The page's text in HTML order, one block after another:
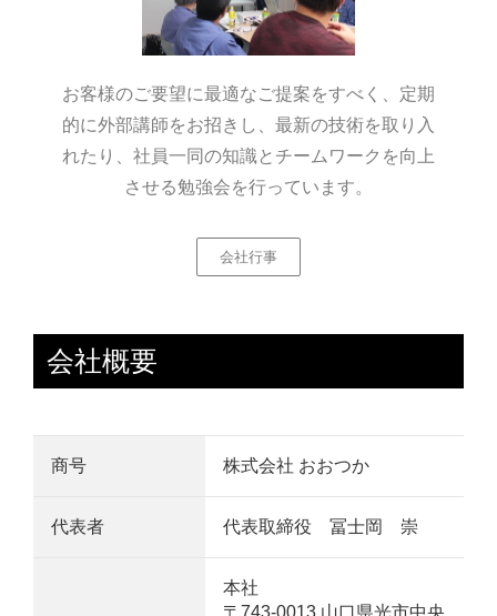
お客様のご要望に最適なご提案をすべく、定期
的に外部講師をお招きし、最新の技術を取り入
れたり、社員一同の知識とチームワークを向上
させる勉強会を行っています。
会社行事
会社概要
商号 株式会社 おおつか
代表者 代表取締役 冨士岡 崇
本社
〒743-0013 山口県光市中央